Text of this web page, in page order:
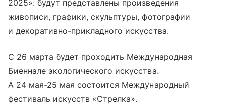
2025»: будут представлены произведения
живописи, графики, скульптуры, фотографии
и декоративно-прикладного искусства.
С 26 марта будет проходить Международная
Биеннале экологического искусства.
А 24 мая-25 мая состоится Международный
фестиваль искусств «Стрелка».